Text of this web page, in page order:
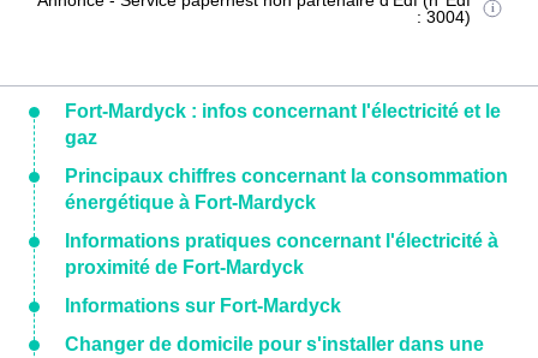
: 3004)
Fort-Mardyck : infos concernant l'électricité et le
gaz
Principaux chiffres concernant la consommation
énergétique à Fort-Mardyck
Informations pratiques concernant l'électricité à
proximité de Fort-Mardyck
Informations sur Fort-Mardyck
Changer de domicile pour s'installer dans une